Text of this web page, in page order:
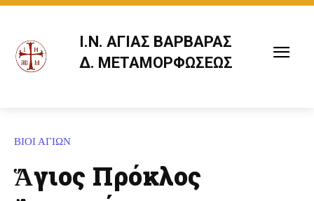
Ι.Ν. ΑΓΙΑΣ ΒΑΡΒΑΡΑΣ
Δ. ΜΕΤΑΜΟΡΦΩΣΕΩΣ
ΒΙΟΙ ΑΓΙΩΝ
Ἅγιος Πρόκλος